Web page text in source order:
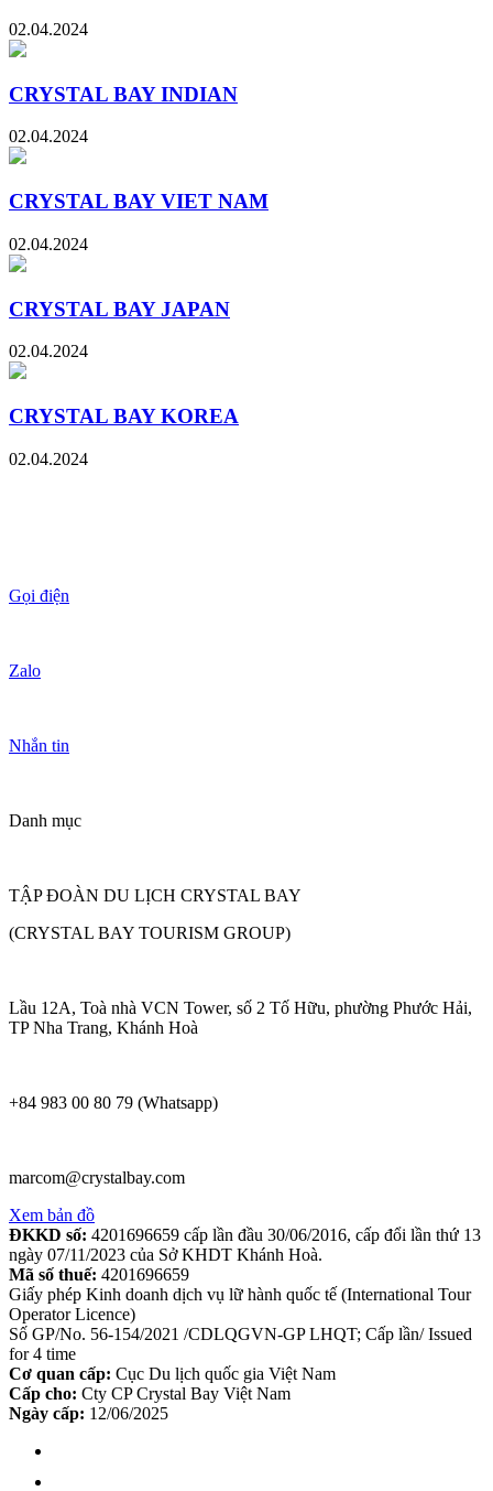
02.04.2024
CRYSTAL BAY INDIAN
02.04.2024
CRYSTAL BAY VIET NAM
02.04.2024
CRYSTAL BAY JAPAN
02.04.2024
CRYSTAL BAY KOREA
02.04.2024
Gọi điện
Zalo
Nhắn tin
Danh mục
TẬP ĐOÀN DU LỊCH CRYSTAL BAY
(CRYSTAL BAY TOURISM GROUP)
Lầu 12A, Toà nhà VCN Tower, số 2 Tố Hữu, phường Phước Hải,
TP Nha Trang, Khánh Hoà
+84 983 00 80 79 (Whatsapp)
marcom@crystalbay.com
Xem bản đồ
ĐKKD số: 4201696659 cấp lần đầu 30/06/2016, cấp đổi lần thứ 13
ngày 07/11/2023 của Sở KHDT Khánh Hoà.
Mã số thuế: 4201696659
Giấy phép Kinh doanh dịch vụ lữ hành quốc tế (International Tour
Operator Licence)
Số GP/No. 56-154/2021 /CDLQGVN-GP LHQT; Cấp lần/ Issued
for 4 time
Cơ quan cấp: Cục Du lịch quốc gia Việt Nam
Cấp cho: Cty CP Crystal Bay Việt Nam
Ngày cấp: 12/06/2025